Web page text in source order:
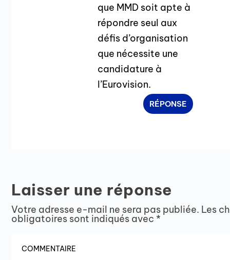
que MMD soit apte à
répondre seul aux
défis d’organisation
que nécessite une
candidature à
l’Eurovision.
RÉPONSE
Laisser une réponse
Votre adresse e-mail ne sera pas publiée. Les
obligatoires sont indiqués avec *